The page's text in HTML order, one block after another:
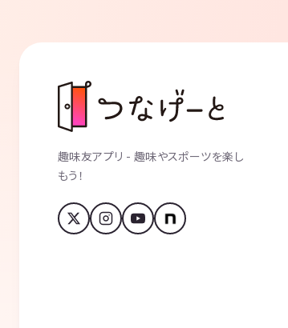
趣味友アプリ - 趣味やスポーツを楽し
もう！